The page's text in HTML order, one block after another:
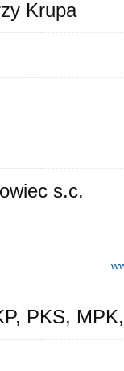
Krupa
s.c.
PKS,